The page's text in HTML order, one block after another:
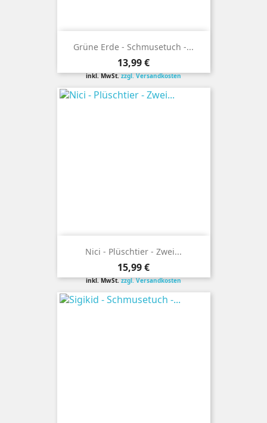
Grüne Erde - Schmusetuch -...
Preis
13,99 €
inkl. MwSt.zzgl. Versandkosten
Nici - Plüschtier - Zwei...
Preis
15,99 €
inkl. MwSt.zzgl. Versandkosten